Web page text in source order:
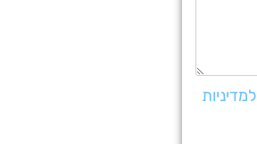
למדיניות